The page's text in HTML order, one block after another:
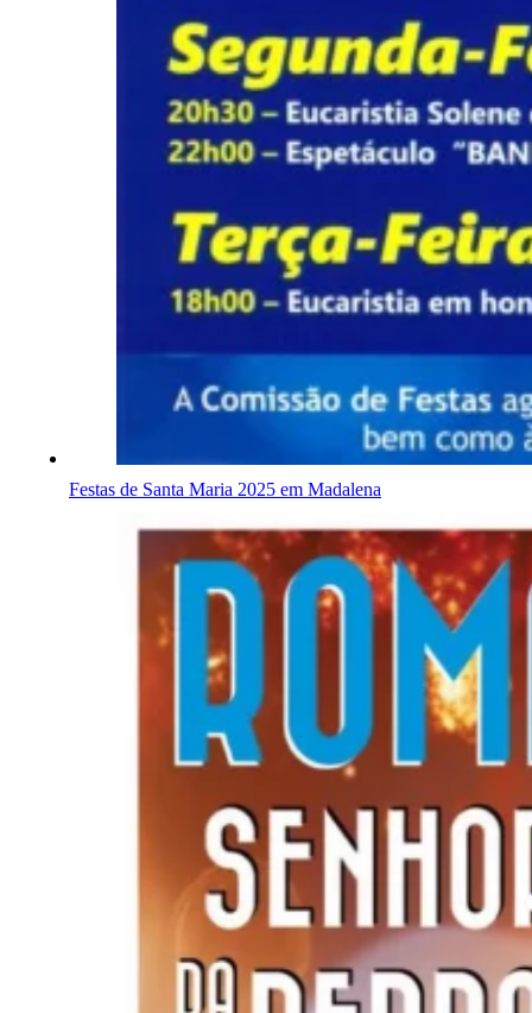
Festas de Santa Maria 2025 em Madalena